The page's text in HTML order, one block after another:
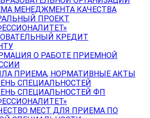
МЕНЕДЖМЕНТА КАЧЕСТВА
ПРОЕКТ
КРЕДИТ
О РАБОТЕ ПРИЕМНОЙ
ПРИЕМА, НОРМАТИВНЫЕ АКТЫ
СПЕЦИАЛЬНОСТЕЙ
СПЕЦИАЛЬНОСТЕЙ ФП
МЕСТ ДЛЯ ПРИЕМА ПО